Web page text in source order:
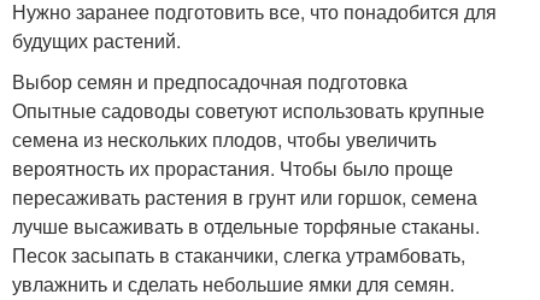
Нужно заранее подготовить все, что понадобится для
будущих растений.
Выбор семян и предпосадочная подготовка
Опытные садоводы советуют использовать крупные
семена из нескольких плодов, чтобы увеличить
вероятность их прорастания. Чтобы было проще
пересаживать растения в грунт или горшок, семена
лучше высаживать в отдельные торфяные стаканы.
Песок засыпать в стаканчики, слегка утрамбовать,
увлажнить и сделать небольшие ямки для семян.